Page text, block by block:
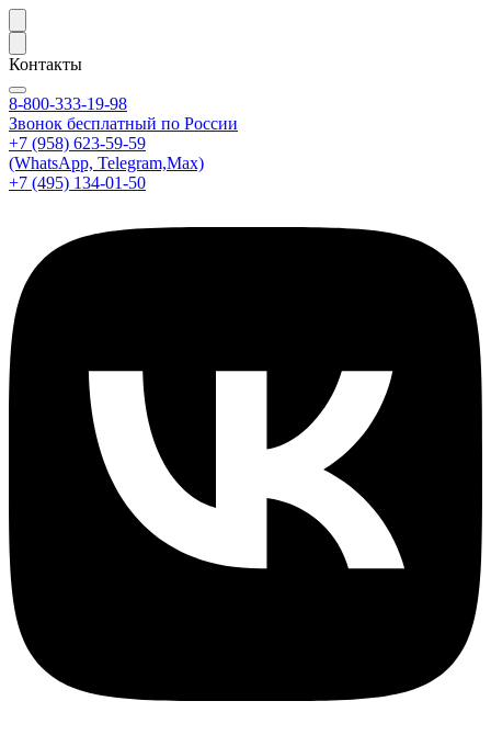
Контакты
8-800-333-19-98
Звонок бесплатный по России
+7 (958) 623-59-59
(WhatsApp, Telegram,Max)
+7 (495) 134-01-50